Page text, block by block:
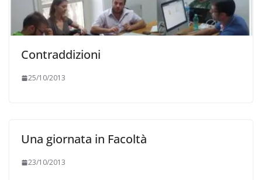
Contraddizioni
25/10/2013
Una giornata in Facoltà
23/10/2013